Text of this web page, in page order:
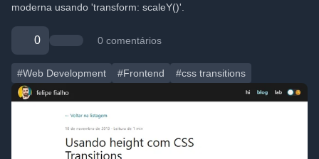
moderna usando 'transform: scaleY()'.
0 0 comentários
#Web Development #Frontend #css transitions